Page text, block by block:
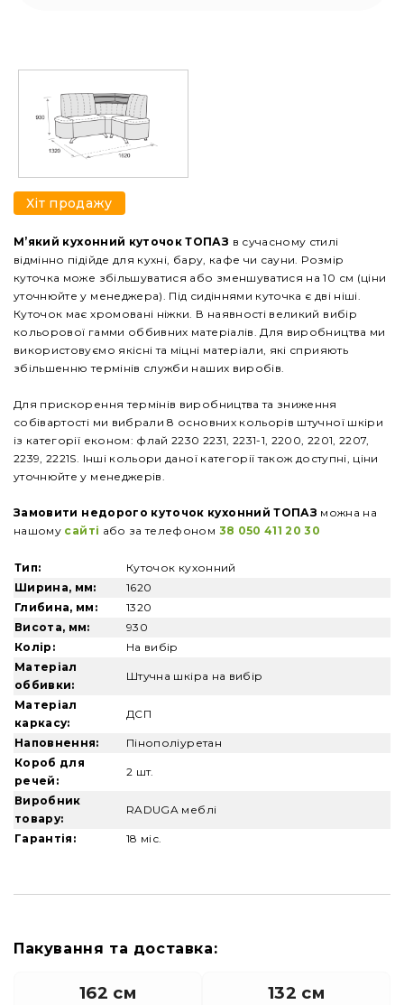
Хіт продажу
М’який кухонний куточок ТОПАЗ в сучасному стилі
відмінно підійде для кухні, бару, кафе чи сауни. Розмір
куточка може збільшуватися або зменшуватися на 10 см (ціни
уточнюйте у менеджера). Під сидіннями куточка є дві ніші.
Куточок має хромовані ніжки. В наявності великий вибір
кольорової гамми оббивних матеріалів. Для виробництва ми
використовуємо якісні та міцні матеріали, які сприяють
збільшенню термінів служби наших виробів.
Для прискорення термінів виробництва та зниження
собівартості ми вибрали 8 основних кольорів штучної шкіри
із категорії економ: флай 2230 2231, 2231-1, 2200, 2201, 2207,
2239, 2221S. Інші кольори даної категорії також доступні, ціни
уточнюйте у менеджерів.
Замовити недорого куточок кухонний ТОПАЗ можна на
нашому сайті або за телефоном 38 050 411 20 30
Тип:
Куточок кухонний
Ширина, мм:
1620
Глибина, мм:
1320
Висота, мм:
930
Колір:
На вибір
Матеріал
оббивки:
Штучна шкіра на вибір
Матеріал
каркасу:
ДСП
Наповнення:
Пінополіуретан
Короб для
речей:
2 шт.
Виробник
товару:
RADUGA меблі
Гарантія: 18 міс.
Пакування та доставка:
162 см 132 см